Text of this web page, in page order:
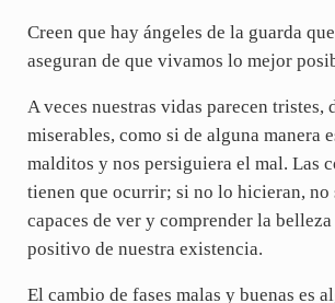
Creen que hay ángeles de la guarda
aseguran de que vivamos lo mejor
A veces nuestras vidas parecen tristes,
miserables, como si de alguna manera
malditos y nos persiguiera el mal. Las
tienen que ocurrir; si no lo hicieran, no
capaces de ver y comprender la
positivo de nuestra existencia.
El cambio de fases malas y buenas es